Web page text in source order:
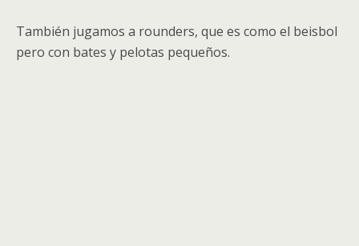
También jugamos a rounders, que es como el beisbol
pero con bates y pelotas pequeños.